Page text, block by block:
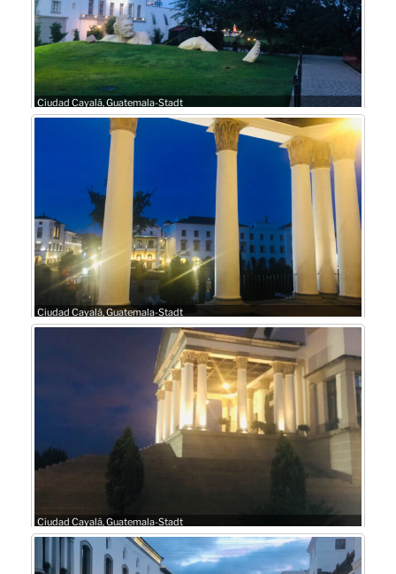
Ciudad Cayalá, Guatemala-Stadt
Ciudad Cayalá, Guatemala-Stadt
Ciudad Cayalá, Guatemala-Stadt